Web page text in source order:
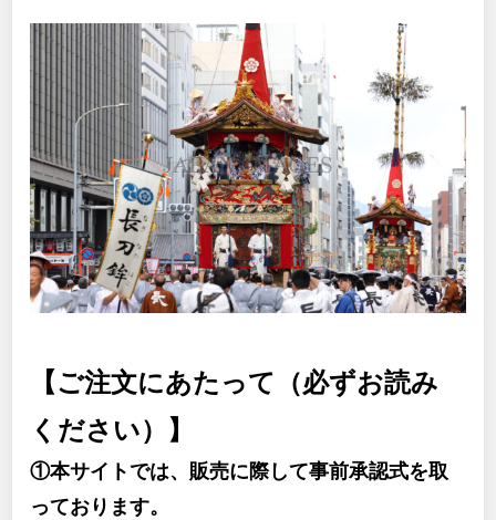
【ご注文にあたって（必ずお読み
ください）】
①本サイトでは、販売に際して事前承認式を取
っております。